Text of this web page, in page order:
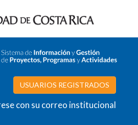
USUARIOS REGISTRADOS
con su correo institucional